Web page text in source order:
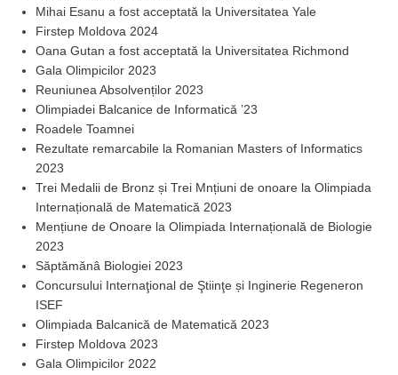
Mihai Esanu a fost acceptată la Universitatea Yale
Firstep Moldova 2024
Oana Gutan a fost acceptată la Universitatea Richmond
Gala Olimpicilor 2023
Reuniunea Absolvenților 2023
Olimpiadei Balcanice de Informatică ’23
Roadele Toamnei
Rezultate remarcabile la Romanian Masters of Informatics
2023
Trei Medalii de Bronz și Trei Mnțiuni de onoare la Olimpiada
Internațională de Matematică 2023
Mențiune de Onoare la Olimpiada Internațională de Biologie
2023
Săptămănâ Biologiei 2023
Concursului Internaţional de Ştiinţe și Inginerie Regeneron
ISEF
Olimpiada Balcanică de Matematică 2023
Firstep Moldova 2023
Gala Olimpicilor 2022